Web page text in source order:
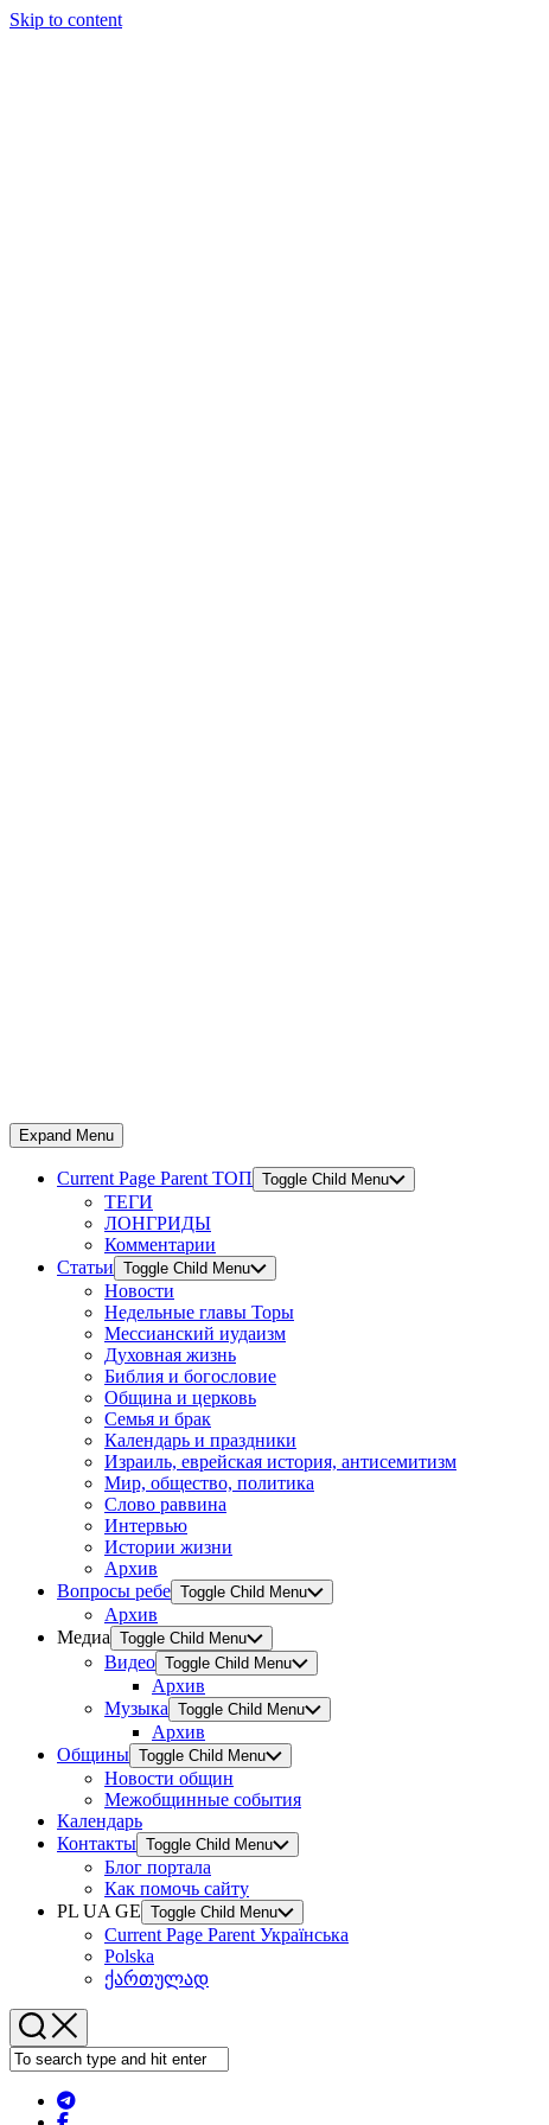
Skip to content
Expand Menu
Current Page Parent ТОП Toggle Child Menu
ТЕГИ
ЛОНГРИДЫ
Комментарии
Статьи Toggle Child Menu
Новости
Недельные главы Торы
Мессианский иудаизм
Духовная жизнь
Библия и богословие
Община и церковь
Семья и брак
Календарь и праздники
Израиль, еврейская история, антисемитизм
Мир, общество, политика
Слово раввина
Интервью
Истории жизни
Архив
Вопросы ребе Toggle Child Menu
Архив
Медиа Toggle Child Menu
Видео Toggle Child Menu
Архив
Музыка Toggle Child Menu
Архив
Общины Toggle Child Menu
Новости общин
Межобщинные события
Календарь
Контакты Toggle Child Menu
Блог портала
Как помочь сайту
PL UA GE Toggle Child Menu
Current Page Parent Українська
Polska
ქართულად